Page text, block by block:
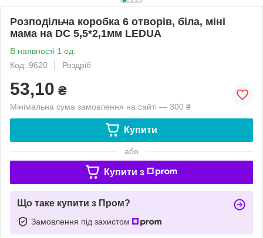
Розподільча коробка 6 отворів, біла, міні
мама на DC 5,5*2,1мм LEDUA
В наявності 1 од.
Код: 9620
Роздріб
53,10 ₴
Мінімальна сума замовлення на сайті — 300 ₴
Купити
або
Купити з
Що таке купити з Пром?
Замовлення під захистом